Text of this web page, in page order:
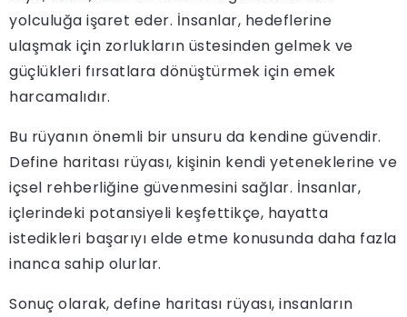
yolculuğa işaret eder. İnsanlar, hedeflerine
ulaşmak için zorlukların üstesinden gelmek ve
güçlükleri fırsatlara dönüştürmek için emek
harcamalıdır.
Bu rüyanın önemli bir unsuru da kendine güvendir.
Define haritası rüyası, kişinin kendi yeteneklerine ve
içsel rehberliğine güvenmesini sağlar. İnsanlar,
içlerindeki potansiyeli keşfettikçe, hayatta
istedikleri başarıyı elde etme konusunda daha fazla
inanca sahip olurlar.
Sonuç olarak, define haritası rüyası, insanların